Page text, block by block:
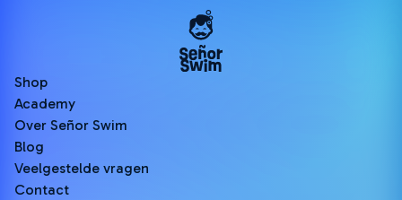
Shop
Academy
Over Señor Swim
Blog
Veelgestelde vragen
Contact